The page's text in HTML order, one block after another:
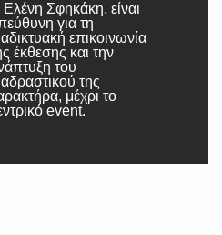
Σφηκάκη, είναι
για τη
επικοινωνία
έκθεσης και την
του
της
μέχρι το
event.